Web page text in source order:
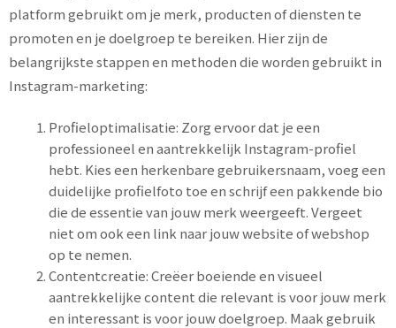
platform gebruikt om je merk, producten of diensten te
promoten en je doelgroep te bereiken. Hier zijn de
belangrijkste stappen en methoden die worden gebruikt in
Instagram-marketing:
Profieloptimalisatie: Zorg ervoor dat je een
professioneel en aantrekkelijk Instagram-profiel
hebt. Kies een herkenbare gebruikersnaam, voeg een
duidelijke profielfoto toe en schrijf een pakkende bio
die de essentie van jouw merk weergeeft. Vergeet
niet om ook een link naar jouw website of webshop
op te nemen.
Contentcreatie: Creëer boeiende en visueel
aantrekkelijke content die relevant is voor jouw merk
en interessant is voor jouw doelgroep. Maak gebruik